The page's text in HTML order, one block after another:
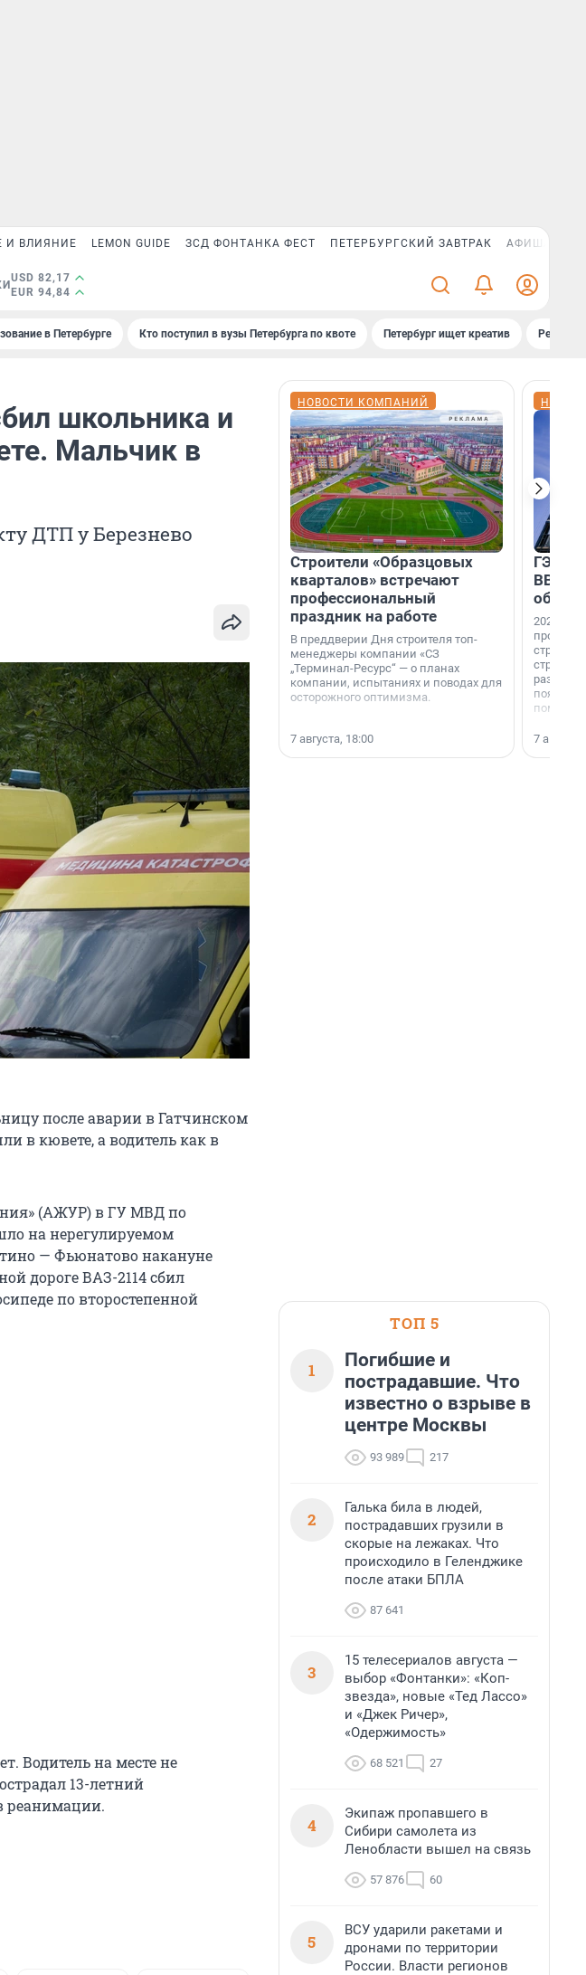
И ВЛИЯНИЕ LEMON GUIDE ЗСД ФОНТАНКА ФЕСТ ПЕТЕРБУРГСКИЙ ЗАВТРАК АФИША PLUS
USD 82,17
EUR 94,84
в Петербурге Кто поступил в вузы Петербурга по квоте Петербург ищет креатив
школьника и
Мальчик в
ДТП у Березнево
после аварии в Гатчинском
в кювете, а водитель как в
(АЖУР) в ГУ МВД по
на нерегулируемом
— Фьюнатово накануне
дорогеВАЗ-2114сбил
по второстепенной
Водитель на месте не
13-летний
реанимации.
НОВОСТИ КОМПАНИЙ
Строители «Образцовых
кварталов» встречают
профессиональный
праздник на работе
В преддверии Дня строителя топ-
менеджеры компании «СЗ
„Терминал-Ресурс“ — о планах
компании, испытаниях и поводах для
осторожного оптимизма.
7 августа, 18:00
ГЭС,
ВВП: в
об
2026-й —
раз. В
7
ТОП 5
1
Погибшие и
пострадавшие. Что
известно о взрыве в
центре Москвы
93 989 217
2
Галька била в людей,
пострадавших грузили в
скорые на лежаках. Что
происходило в Геленджике
после атаки БПЛА
87 641
3
15 телесериалов августа —
выбор «Фонтанки»: «Коп-
звезда», новые «Тед Лассо»
и «Джек Ричер»,
«Одержимость»
68 521 27
4
Экипаж пропавшего в
Сибири самолета из
Ленобласти вышел на связь
57 876 60
5
ВСУ ударили ракетами и
дронами по территории
России. Власти регионов